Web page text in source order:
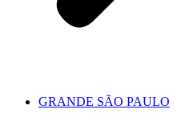
GRANDE SÃO PAULO